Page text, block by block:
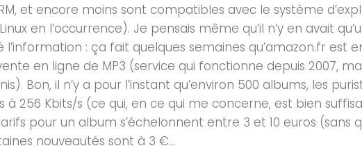
et encore moins sont compatibles avec le système
en l’occurrence). Je pensais même qu’il n’y en avait
l’information : ça fait quelques semaines qu’amazon.fr est
en ligne de MP3 (service qui fonctionne depuis 2007,
Bon, il n’y a pour l’instant qu’environ 500 albums, les
à 256 Kbits/s (ce qui, en ce qui me concerne, est bien
pour un album s’échelonnent entre 3 et 10 euros (sans
nouveautés sont à 3 €...